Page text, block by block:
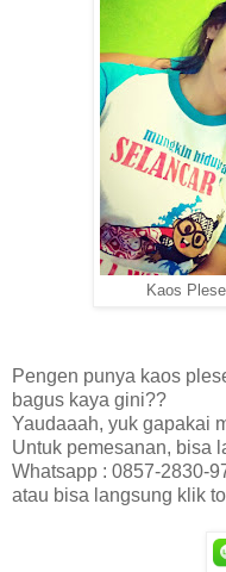
Kaos
Pengen punya kaos
bagus kaya gini??
Yaudaaah, yuk gapakai
Untuk pemesanan, bisa
Whatsapp : 0857-2830-
atau bisa langsung klik